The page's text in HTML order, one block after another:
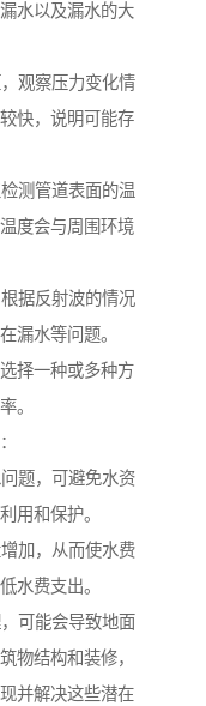
水以及漏水的大
观察压力变化情
快，说明可能存
测管道表面的温
度会与周围环境
据反射波的情况
漏水等问题。
择一种或多种方
。
题，可避免水资
用和保护。
加，从而使水费
水费支出。
可能会导致地面
物结构和装修，
并解决这些潜在